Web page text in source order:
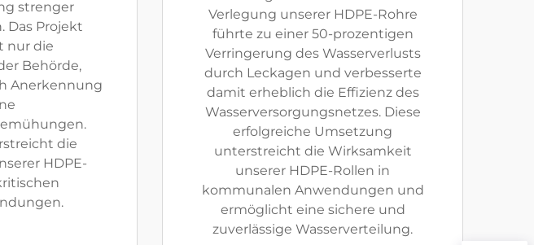
strenger
Das Projekt
nur die
Behörde,
Anerkennung
die
HDPE-
Verlegung unserer HDPE-Rohre
führte zu einer 50-prozentigen
Verringerung des Wasserverlusts
durch Leckagen und verbesserte
damit erheblich die Effizienz des
Wasserversorgungsnetzes. Diese
erfolgreiche Umsetzung
unterstreicht die Wirksamkeit
unserer HDPE-Rollen in
kommunalen Anwendungen und
ermöglicht eine sichere und
zuverlässige Wasserverteilung.